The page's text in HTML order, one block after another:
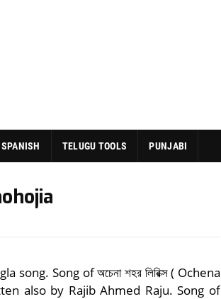
SPANISH TELUGU TOOLS PUNJABI
song. Song of অচেনা শহর লিরিক্স ( Ochena
also by Rajib Ahmed Raju. Song of